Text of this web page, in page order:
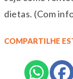
dietas. (Com
COMPARTILHE